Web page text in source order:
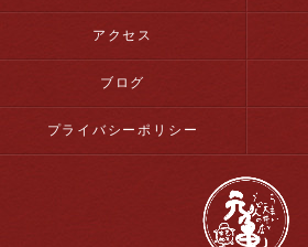
アクセス
ブログ
プライバシーポリシー